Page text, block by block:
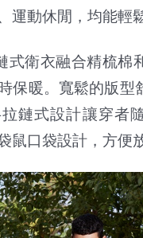
運動休閒，均能輕
式衛衣融合精梳棉
保暖。寬鬆的版型
鏈式設計讓穿者
鼠口袋設計，方便